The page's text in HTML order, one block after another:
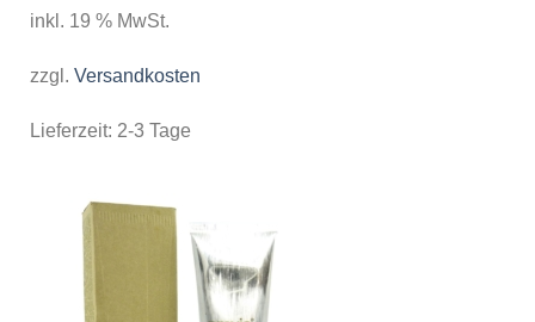
inkl. 19 % MwSt.
zzgl. Versandkosten
Lieferzeit: 2-3 Tage